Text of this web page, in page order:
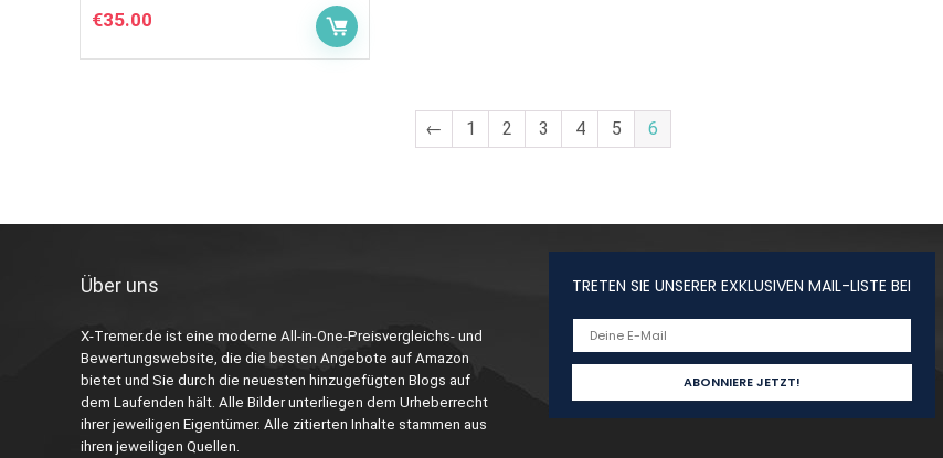
€35.00
← 1 2 3 4 5 6
Über uns
X-Tremer.de ist eine moderne All-in-One-Preisvergleichs- und
Bewertungswebsite, die die besten Angebote auf Amazon
bietet und Sie durch die neuesten hinzugefügten Blogs auf
dem Laufenden hält. Alle Bilder unterliegen dem Urheberrecht
ihrer jeweiligen Eigentümer. Alle zitierten Inhalte stammen aus
ihren jeweiligen Quellen.
TRETEN SIE UNSERER EXKLUSIVEN MAIL-LISTE BEI